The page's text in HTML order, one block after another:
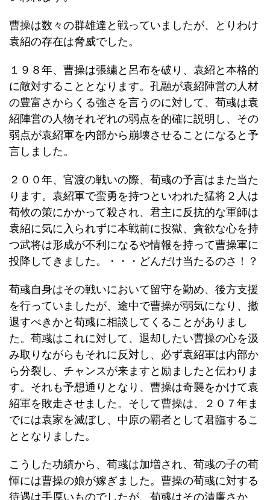
曹操は数々の群雄達と戦っていましたが、とりわけ
袁紹の存在は脅威でした。
１９８年、曹操は張繍と呂布を破り、袁紹と本格的
に敵対することとなります。孔融が袁紹陣営の人材
の豊富さからくる強さを言うのに対して、荀彧は袁
紹陣営の人物それぞれの弱点を的確に説明し、その
弱点が袁紹軍を内部から崩壊させることになると予
言しました。
２００年、官渡の戦いの際、荀彧の予言はまた当た
ります。袁紹軍で蛮勇を持つといわれた猛将２人は
荀攸の策にかかって殺され、君主に反抗的な軍師は
袁紹に気に入られずに本戦前に投獄、貪欲な心を持
つ武将は形成が不利になるや情報を持って曹操軍に
投降してきました。・・・どんだけ当たるのさ！？
荀彧自身はその戦いにおいて留守を勤め、後方支援
を行っていましたが、途中で曹操が弱気になり、撤
退すべきかと荀彧に相談してくることがありまし
た。荀彧はこれに対して、退却したい曹操の心を汲
み取りながらもそれに反対し、必ず袁紹軍は内部か
ら分裂し、チャンスが来ますと励ましたと伝わりま
す。それも予想通りとなり、曹操は奇襲をかけて袁
紹軍を敗走させました。そして曹操は、２０７年ま
でには袁家を滅ぼし、中原の覇者として君臨するこ
ととなりました。
こうした功績から、荀彧は加増され、荀彧の子の荀
惲には曹操の娘が嫁ぎました。曹操の荀彧に対する
待遇は手厚いものでしたが、荀彧はその清廉さか